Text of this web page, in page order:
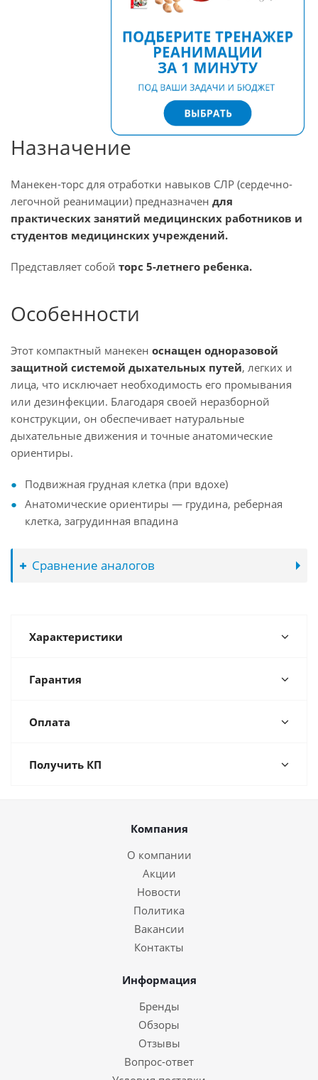
Назначение
Манекен-торс для отработки навыков СЛР (сердечно-
легочной реанимации) предназначен для
практических занятий медицинских работников и
студентов медицинских учреждений.
Представляет собой торс 5-летнего ребенка.
Особенности
Этот компактный манекен оснащен одноразовой
защитной системой дыхательных путей, легких и
лица, что исключает необходимость его промывания
или дезинфекции. Благодаря своей неразборной
конструкции, он обеспечивает натуральные
дыхательные движения и точные анатомические
ориентиры.
Подвижная грудная клетка (при вдохе)
Анатомические ориентиры — грудина, реберная
клетка, загрудинная впадина
Сравнение аналогов
Характеристики
Гарантия
Оплата
Получить КП
Компания
О компании
Акции
Новости
Политика
Вакансии
Контакты
Информация
Бренды
Обзоры
Отзывы
Вопрос-ответ